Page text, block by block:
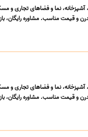
نما و فضاهای تجاری و
و قیمت مناسب. مشاوره رایگان،
نما و فضاهای تجاری و
و قیمت مناسب. مشاوره رایگان،